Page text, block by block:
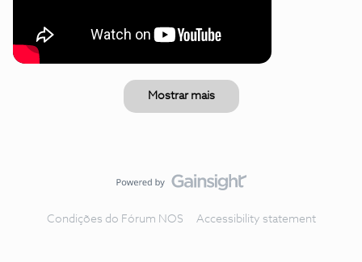
Mostrar mais
Condições do Fórum NOS Accessibility statement